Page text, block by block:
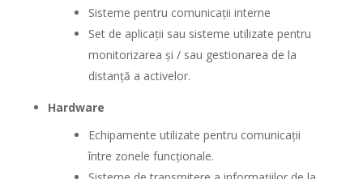
Sisteme pentru comunicații interne
Set de aplicații sau sisteme utilizate pentru
monitorizarea și / sau gestionarea de la
distanță a activelor.
Hardware
Echipamente utilizate pentru comunicații
între zonele funcționale.